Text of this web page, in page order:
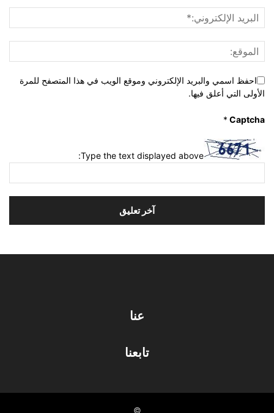
احفظ اسمي والبريد الإلكتروني وموقع الويب في هذا المتصفح للمرة
الأولى التي أعلق فيها.
Captcha
*
Type the text displayed above:
عنا
تابعنا
©